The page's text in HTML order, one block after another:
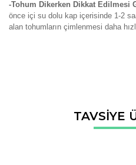
-Tohum Dikerken Dikkat Edilmesi
önce içi su dolu kap içerisinde 1-2
alan tohumların çimlenmesi daha
Bu ürüne ilk
Bu ürünün fiyat bilgisi, resim,
konularda yetersizTAVSİYE